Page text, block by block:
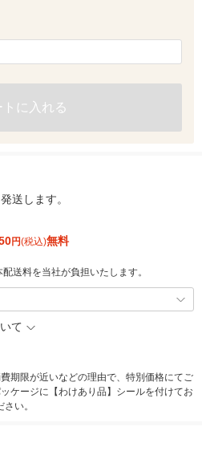
トに入れる
送します。
円(税込)無料
送料を当社が負担いたします。
て
期限が近いなどの理由で、特別価格にてご
ケージに【わけあり品】シールを付けてお
い。